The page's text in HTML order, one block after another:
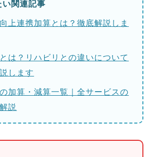
関連記事
上連携加算とは？徹底解説しま
は？リハビリとの違いについて
します
加算・減算一覧｜全サービスの
説